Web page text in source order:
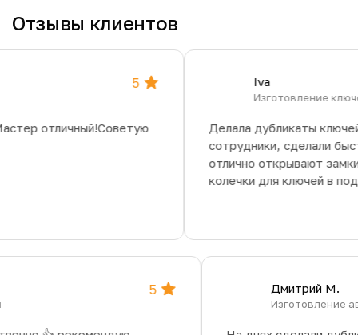
Отзывы клиентов
отличный!Советую
Iva
Изготовление ключей
Делала дубликаты
сотрудники, сделали
отлично открывают
колечки для ключей в
5 Дмитрий М.